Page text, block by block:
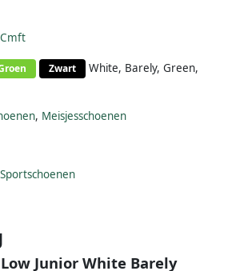
Zwart
White, Barely, Green,
, Meisjesschoenen
Sportschoenen
Low Junior White Barely